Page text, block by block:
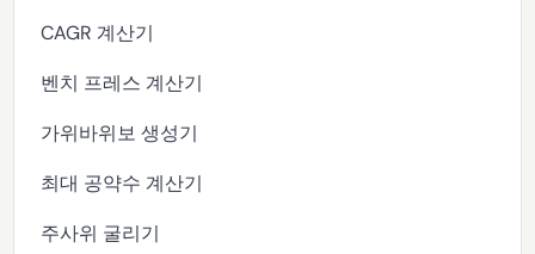
CAGR 계산기
벤치 프레스 계산기
가위바위보 생성기
최대 공약수 계산기
주사위 굴리기